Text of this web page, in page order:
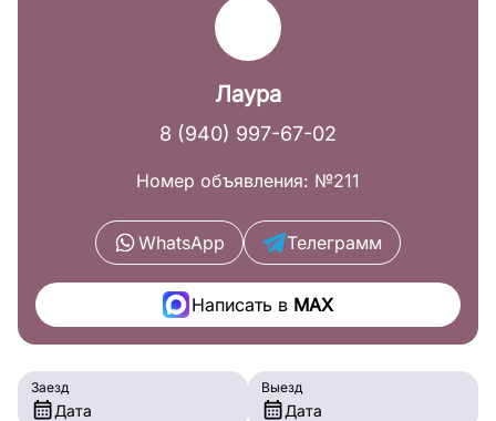
Лаура
8 (940) 997-67-02
Номер объявления: №211
WhatsApp Телеграмм
Написать вMAX
Заезд
Дата
Выезд
Дата